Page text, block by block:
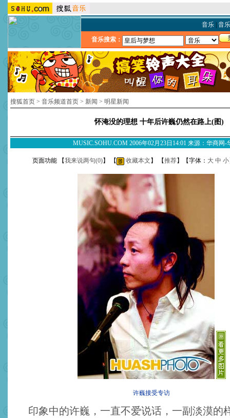
音乐| 音
音乐搜索：
搜狐首页 > 音乐频道首页 > 新闻 > 明星新闻
怀淹没的理想 十年后许巍仍然在路上(图)
MUSIC.SOHU.COM 2006年02月23日14:01 来源：华商网-
页面功能 【我来说两句(0)】 【 收藏本文 】 【推荐】【字体： 大 中 小
许巍接受专访
印象中的许巍，一直不爱说话，一副淡漠的